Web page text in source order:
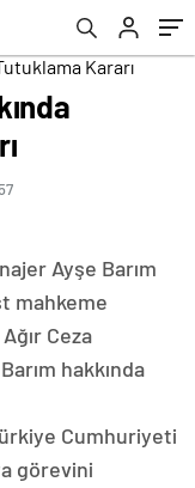
Ayşe Barım
mahkeme
Ceza
hakkında
Cumhuriyeti
görevini